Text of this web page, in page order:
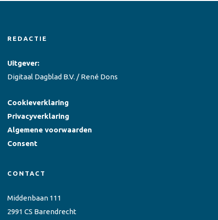
REDACTIE
Uitgever:
Digitaal Dagblad B.V. / René Dons
Cookieverklaring
Privacyverklaring
Algemene voorwaarden
Consent
CONTACT
Middenbaan 111
2991 CS Barendrecht